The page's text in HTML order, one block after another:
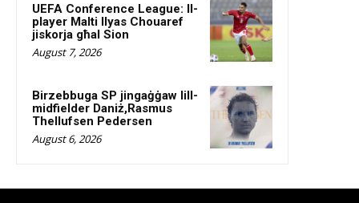
UEFA Conference League: Il-
player Malti Ilyas Chouaref
jiskorja għal Sion
August 7, 2026
Birzebbuga SP jingaġġaw lill-
midfielder Daniż,Rasmus
Thellufsen Pedersen
August 6, 2026